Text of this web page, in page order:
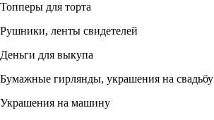
Топперы для торта
Рушники, ленты свидетелей
Деньги для выкупа
Бумажные гирлянды, украшения на свадьбу
Украшения на машину